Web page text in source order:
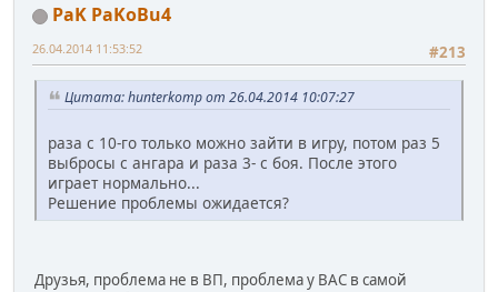
PaK PaKoBu4
#213
26.04.2014 11:53:52
Цитата: hunterkomp от 26.04.2014 10:07:27
раза с 10-го только можно зайти в игру, потом раз 5
выбросы с ангара и раза 3- с боя. После этого
играет нормально...
Решение проблемы ожидается?
Друзья, проблема не в ВП, проблема у ВАС в самой